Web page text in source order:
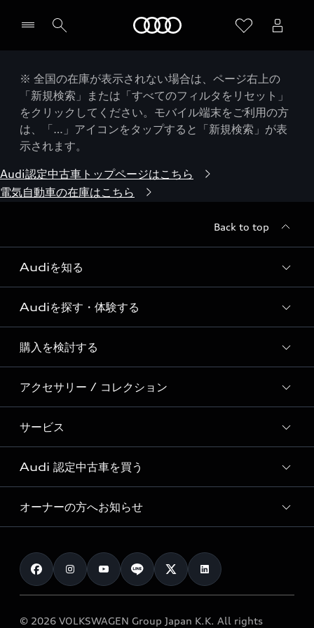
※ 全国の在庫が表示されない場合は、ページ右上の
「新規検索」または「すべてのフィルタをリセット」
をクリックしてください。モバイル端末をご利用の方
は、「…」アイコンをタップすると「新規検索」が表
示されます。
Audi認定中古車トップページはこちら
電気自動車の在庫はこちら
Back to top
Audiを知る
Audi ブランド
Story of Progress
Audi Sport
Formula 1®
デジタルサービス
Audiを探す・体験する
ディーラー検索
新車在庫検索
試乗車・展示車検索
見積り依頼
試乗予約
購入を検討する
モデル一覧
特別仕様モデル / 限定モデル
e-tronラインアップ
価格シミュレーション
車両比較
カタログ一覧
アクセサリー / コレクション
純正アクセサリー
オンラインショップ
Audi collection
アウディナビアプリ
サービス
サービス入庫予約
サービスプログラム
メンテナンス
車検 / 定期点検
e-tronアフターサポート
Audi 認定中古車を買う
Audi認定中古車
クオリティ
保証
メンテナンス
オーナーの方へお知らせ
お知らせ
オーナー様向けキャンペーン
© 2026 VOLKSWAGEN Group Japan K.K. All rights